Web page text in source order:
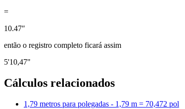
=
10.47″
então o registro completo ficará assim
5'10,47"
Cálculos relacionados
1,79 metros para polegadas - 1,79 m = 70,472 pol